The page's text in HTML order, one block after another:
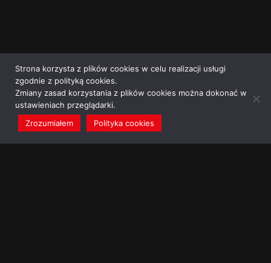
Strona korzysta z plików cookies w celu realizacji usługi
zgodnie z polityką cookies.
Zmiany zasad korzystania z plików cookies można dokonać w
ustawieniach przeglądarki.
Zrozumiałem
Polityka cookies